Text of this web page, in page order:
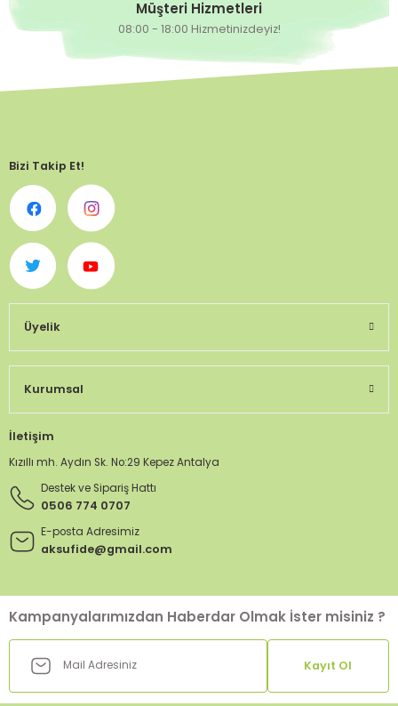
Müşteri Hizmetleri
08:00 - 18:00 Hizmetinizdeyiz!
Bizi Takip Et!
Üyelik
Kurumsal
İletişim
Kızıllı mh. Aydın Sk. No:29 Kepez Antalya
Destek ve Sipariş Hattı
0506 774 0707
E-posta Adresimiz
aksufide@gmail.com
Kampanyalarımızdan Haberdar Olmak İster misiniz ?
Kayıt Ol